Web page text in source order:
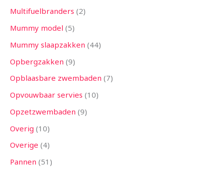
Multifuelbranders 2
Mummy model 5
Mummy slaapzakken 44
Opbergzakken 9
Opblaasbare zwembaden 7
Opvouwbaar servies 10
Opzetzwembaden 9
Overig 10
Overige 4
Pannen 51